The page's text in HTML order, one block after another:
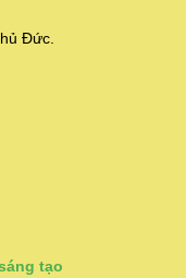
Đức.
tạo